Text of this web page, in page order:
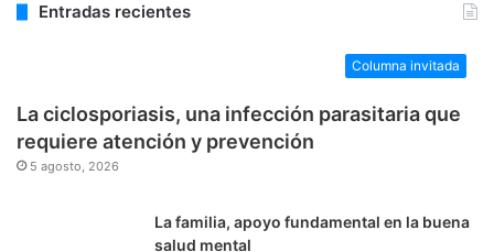
Entradas recientes
Columna invitada
La ciclosporiasis, una infección parasitaria que
requiere atención y prevención
5 agosto, 2026
La familia, apoyo fundamental en la buena
salud mental